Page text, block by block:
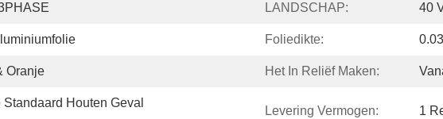
LANDSCHAP: 40
Foliedikte:
Oranje Het In Reliëf Maken:
Houten Geval
Levering Vermogen: 1